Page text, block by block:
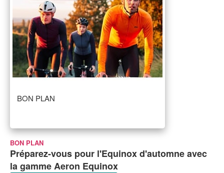
BON PLAN
BON PLAN
Préparez-vous pour l'Equinox d'automne avec
la gamme Aeron Equinox